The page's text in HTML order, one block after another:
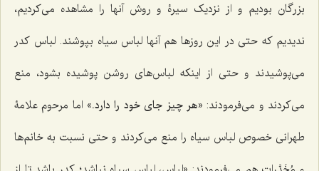
بزرگان بودیم و از نزدیک سیرۀ و روش آنها را مشاهده می‌کردیم،
ندیدیم که حتی در این روزها هم آنها لباس سیاه بپوشند. لباس کدر
می‌پوشیدند و حتی از اینکه لباس‌های روشن پوشیده بشود، منع
می‌کردند و می‌فرمودند: «هر چیز جای خود را دارد.» اما مرحوم علامۀ
طهرانی خصوص لباس سیاه را منع می‌کردند و حتی نسبت به خانم‌ها